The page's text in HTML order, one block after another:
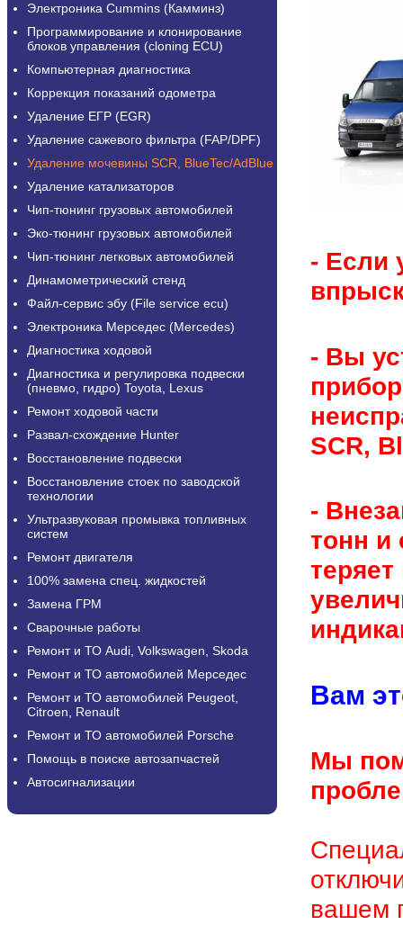
Электроника Cummins (Камминз)
Программирование и клонирование
блоков управления (cloning ECU)
Компьютерная диагностика
Коррекция показаний одометра
Удаление ЕГР (EGR)
Удаление сажевого фильтра (FAP/DPF)
Удаление мочевины SCR, BlueTec/AdBlue
Удаление катализаторов
Чип-тюнинг грузовых автомобилей
Эко-тюнинг грузовых автомобилей
Чип-тюнинг легковых автомобилей
Динамометрический стенд
Файл-сервис эбу (File service ecu)
Электроника Мерседес (Mercedes)
Диагностика ходовой
Диагностика и регулировка подвески
(пневмо, гидро) Toyota, Lexus
Ремонт ходовой части
Развал-схождение Hunter
Восстановление подвески
Восстановление стоек по заводской
технологии
Ультразвуковая промывка топливных
систем
Ремонт двигателя
100% замена спец. жидкостей
Замена ГРМ
Сварочные работы
Ремонт и ТО Audi, Volkswagen, Skoda
Ремонт и ТО автомобилей Мерседес
Ремонт и ТО автомобилей Peugeot,
Citroen, Renault
Ремонт и ТО автомобилей Porsche
Помощь в поиске автозапчастей
Автосигнализации
- Если
- Вы
SCR,
-
тонн и
Вам
Мы
вашем